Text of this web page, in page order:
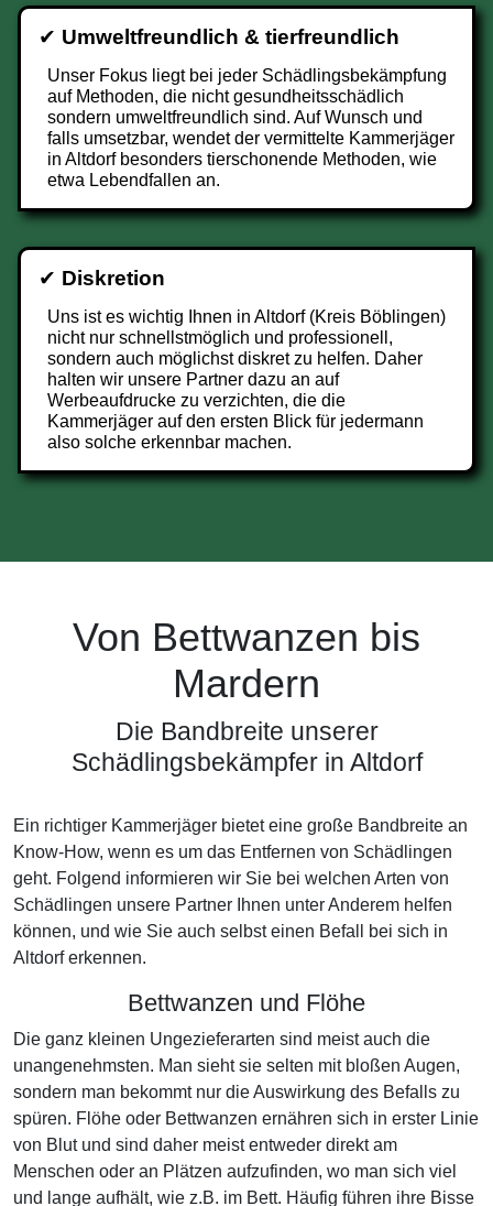
✔ Umweltfreundlich & tierfreundlich
Unser Fokus liegt bei jeder Schädlingsbekämpfung
auf Methoden, die nicht gesundheitsschädlich
sondern umweltfreundlich sind. Auf Wunsch und
falls umsetzbar, wendet der vermittelte Kammerjäger
in Altdorf besonders tierschonende Methoden, wie
etwa Lebendfallen an.
✔ Diskretion
Uns ist es wichtig Ihnen in Altdorf (Kreis Böblingen)
nicht nur schnellstmöglich und professionell,
sondern auch möglichst diskret zu helfen. Daher
halten wir unsere Partner dazu an auf
Werbeaufdrucke zu verzichten, die die
Kammerjäger auf den ersten Blick für jedermann
also solche erkennbar machen.
Von Bettwanzen bis
Mardern
Die Bandbreite unserer
Schädlingsbekämpfer in Altdorf
Ein richtiger Kammerjäger bietet eine große Bandbreite an
Know-How, wenn es um das Entfernen von Schädlingen
geht. Folgend informieren wir Sie bei welchen Arten von
Schädlingen unsere Partner Ihnen unter Anderem helfen
können, und wie Sie auch selbst einen Befall bei sich in
Altdorf erkennen.
Bettwanzen und Flöhe
Die ganz kleinen Ungezieferarten sind meist auch die
unangenehmsten. Man sieht sie selten mit bloßen Augen,
sondern man bekommt nur die Auswirkung des Befalls zu
spüren. Flöhe oder Bettwanzen ernähren sich in erster Linie
von Blut und sind daher meist entweder direkt am
Menschen oder an Plätzen aufzufinden, wo man sich viel
und lange aufhält, wie z.B. im Bett. Häufig führen ihre Bisse